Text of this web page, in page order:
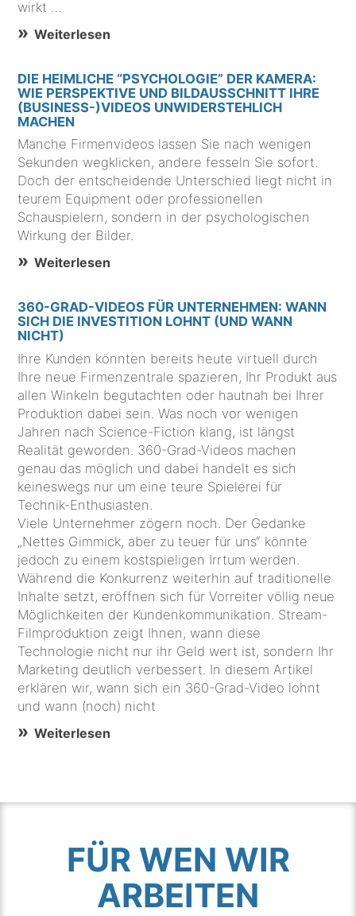
wirkt …
Weiterlesen
DIE HEIMLICHE “PSYCHOLOGIE” DER KAMERA:
WIE PERSPEKTIVE UND BILDAUSSCHNITT IHRE
(BUSINESS-)VIDEOS UNWIDERSTEHLICH
MACHEN
Manche Firmenvideos lassen Sie nach wenigen
Sekunden wegklicken, andere fesseln Sie sofort.
Doch der entscheidende Unterschied liegt nicht in
teurem Equipment oder professionellen
Schauspielern, sondern in der psychologischen
Wirkung der Bilder.
Weiterlesen
360-GRAD-VIDEOS FÜR UNTERNEHMEN: WANN
SICH DIE INVESTITION LOHNT (UND WANN
NICHT)
Ihre Kunden könnten bereits heute virtuell durch
Ihre neue Firmenzentrale spazieren, Ihr Produkt aus
allen Winkeln begutachten oder hautnah bei Ihrer
Produktion dabei sein. Was noch vor wenigen
Jahren nach Science-Fiction klang, ist längst
Realität geworden. 360-Grad-Videos machen
genau das möglich und dabei handelt es sich
keineswegs nur um eine teure Spielerei für
Technik-Enthusiasten.
Viele Unternehmer zögern noch. Der Gedanke
„Nettes Gimmick, aber zu teuer für uns“ könnte
jedoch zu einem kostspieligen Irrtum werden.
Während die Konkurrenz weiterhin auf traditionelle
Inhalte setzt, eröffnen sich für Vorreiter völlig neue
Möglichkeiten der Kundenkommunikation. Stream-
Filmproduktion zeigt Ihnen, wann diese
Technologie nicht nur ihr Geld wert ist, sondern Ihr
Marketing deutlich verbessert. In diesem Artikel
erklären wir, wann sich ein 360-Grad-Video lohnt
und wann (noch) nicht
Weiterlesen
FÜR WEN WIR
ARBEITEN